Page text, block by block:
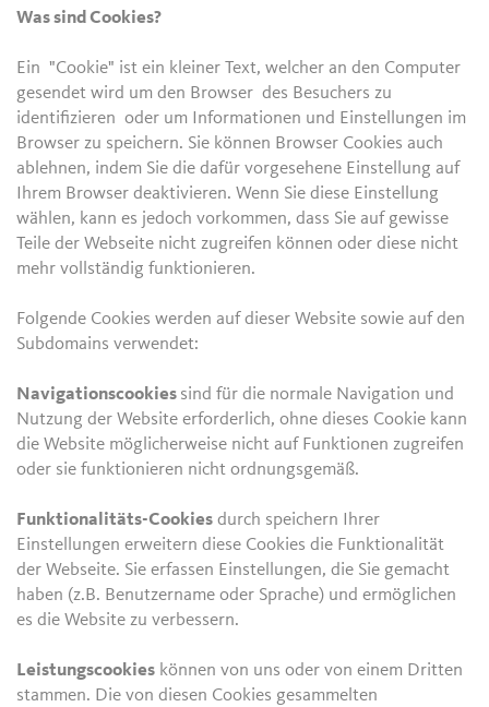
Was sind Cookies?
Ein "Cookie" ist ein kleiner Text, welcher an den Computer
gesendet wird um den Browser des Besuchers zu
identifizieren oder um Informationen und Einstellungen im
Browser zu speichern. Sie können Browser Cookies auch
ablehnen, indem Sie die dafür vorgesehene Einstellung auf
Ihrem Browser deaktivieren. Wenn Sie diese Einstellung
wählen, kann es jedoch vorkommen, dass Sie auf gewisse
Teile der Webseite nicht zugreifen können oder diese nicht
mehr vollständig funktionieren.
Folgende Cookies werden auf dieser Website sowie auf den
Subdomains verwendet:
Navigationscookies sind für die normale Navigation und
Nutzung der Website erforderlich, ohne dieses Cookie kann
die Website möglicherweise nicht auf Funktionen zugreifen
oder sie funktionieren nicht ordnungsgemäß.
Funktionalitäts-Cookies durch speichern Ihrer
Einstellungen erweitern diese Cookies die Funktionalität
der Webseite. Sie erfassen Einstellungen, die Sie gemacht
haben (z.B. Benutzername oder Sprache) und ermöglichen
es die Website zu verbessern.
Leistungscookies können von uns oder von einem Dritten
stammen. Die von diesen Cookies gesammelten